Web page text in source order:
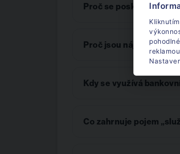
Proč se poskytují
Proč jsou nájemní
Kdy se využívá
Co zahrnuje pojem